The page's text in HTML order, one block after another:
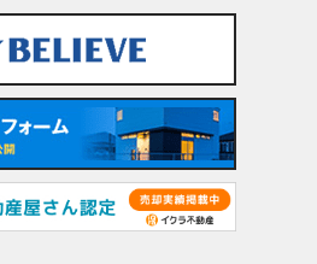
社（以下「サイト管理会社」といいま
する業務の実施
が提供するサービス改善に必要な範囲で、
会社に提供します。
タにつきましては、サイト管理会社におい
スの改善・向上を目指すことに加え、メー
、お客様による購買の分析をして、当社の